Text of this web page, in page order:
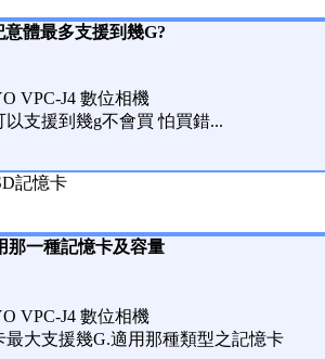
意體最多支援到幾G?
VPC-J4 數位相機
以支援到幾g不會買 怕買錯...
記憶卡
那一種記憶卡及容量
VPC-J4 數位相機
最大支援幾G.適用那種類型之記憶卡